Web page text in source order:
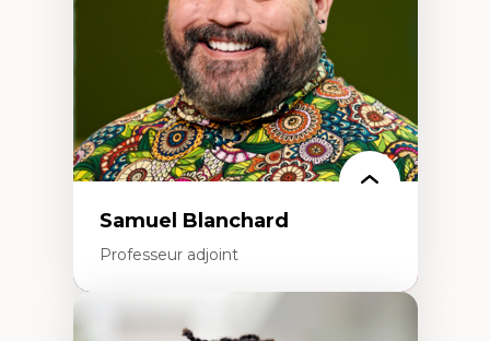
Samuel Blanchard
Professeur adjoint
Expertises